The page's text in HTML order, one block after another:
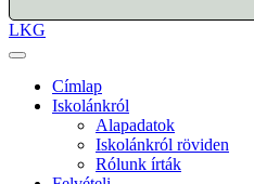
LKG
Címlap
Iskolánkról
Alapadatok
Iskolánkról röviden
Rólunk írták